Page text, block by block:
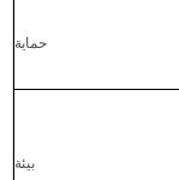
حماية
بيئة